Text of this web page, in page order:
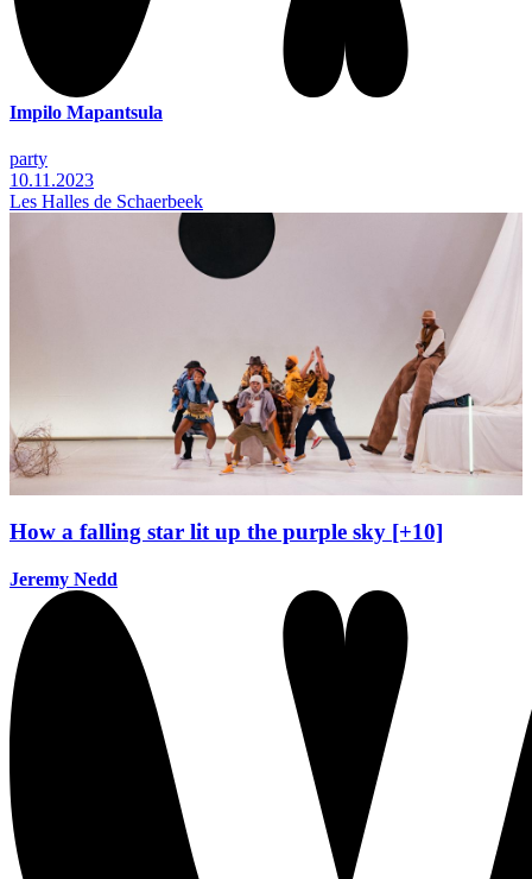
Impilo Mapantsula
party
10.11.2023
Les Halles de Schaerbeek
How a falling star lit up the purple sky [+10]
Jeremy Nedd